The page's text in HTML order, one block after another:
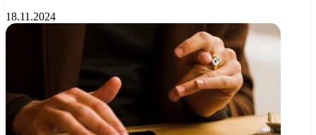
18.11.2024